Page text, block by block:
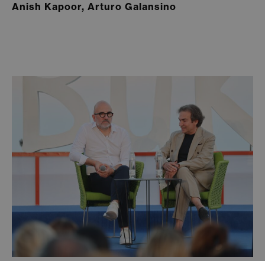
Anish Kapoor, Arturo Galansino